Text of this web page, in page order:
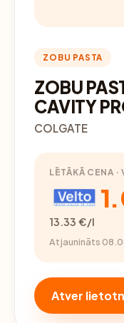
ZOBU PASTA
ZOBU
CAVITY
COLGATE
LĒTĀKĀ CENA ·
13.33 €/l
Atjaunināts
Atver